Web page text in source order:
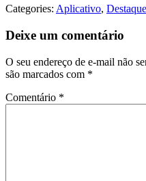
Categories: Aplicativo,
Deixe um comentário
O seu endereço de e-mail não
são marcados com *
Comentário *